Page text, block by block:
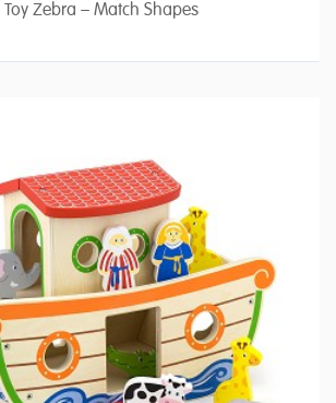
Zebra – Match Shapes